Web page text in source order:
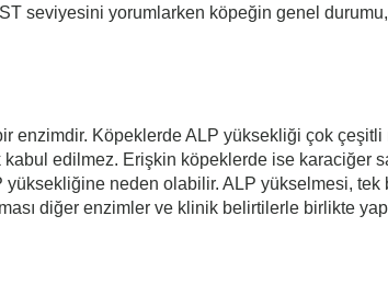
seviyesini yorumlarken köpeğin genel
enzimdir. Köpeklerde ALP yüksekliği çok çeşitli
edilmez. Erişkin köpeklerde ise karaciğer
neden olabilir. ALP yükselmesi, tek
diğer enzimler ve klinik belirtilerle birlikte